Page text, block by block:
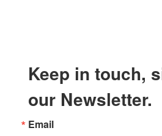
Keep in touch,
our Newsletter.
Email